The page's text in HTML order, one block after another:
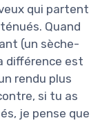
qui partent
Quand
(un sèche-
différence est
rendu plus
si tu as
je pense que